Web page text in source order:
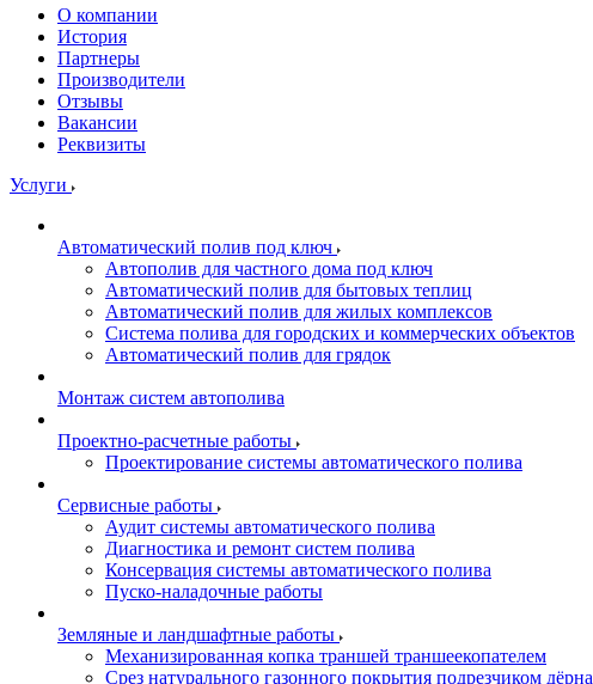
О компании
История
Партнеры
Производители
Отзывы
Вакансии
Реквизиты
Услуги
Автоматический полив под ключ
Автополив для частного дома под ключ
Автоматический полив для бытовых теплиц
Автоматический полив для жилых комплексов
Система полива для городских и коммерческих объектов
Автоматический полив для грядок
Монтаж систем автополива
Проектно-расчетные работы
Проектирование системы автоматического полива
Сервисные работы
Аудит системы автоматического полива
Диагностика и ремонт систем полива
Консервация системы автоматического полива
Пуско-наладочные работы
Земляные и ландшафтные работы
Механизированная копка траншей траншеекопателем
Срез натурального газонного покрытия подрезчиком дёрна